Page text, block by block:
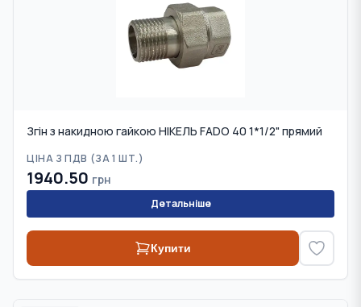
Згін з накидною гайкою НІКЕЛЬ FADO 40 1*1/2" прямий
ЦІНА З ПДВ (ЗА 1 ШТ.)
1940.50 грн
Детальніше
Купити